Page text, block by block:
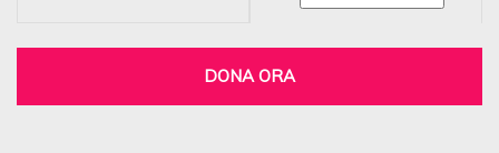
DONA ORA